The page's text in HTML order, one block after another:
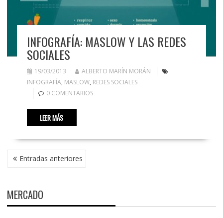
INFOGRAFÍA: MASLOW Y LAS REDES
SOCIALES
19/03/2013
ALBERTO MARÍN MORÁN
INFOGRAFÍA, MASLOW, REDES SOCIALES
0 COMENTARIOS
LEER MÁS
NAVEGACIÓN
DE Entradas anteriores
MERCADO